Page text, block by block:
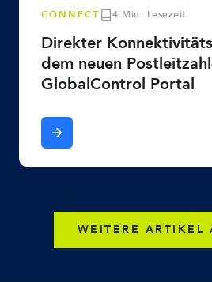
CONNECT 4 Min. Lesezeit
Direkter
dem neuen
GlobalControl Portal
WEITERE ARTIKEL